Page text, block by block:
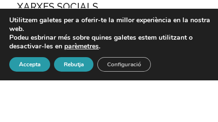
XARXES SOCIALS
Utilitzem galetes per a oferir-te la millor experiència en la nostra
web.
Podeu esbrinar més sobre quines galetes estem utilitzant o
desactivar-les en parèmetres.
Accepta Rebutja Configuració